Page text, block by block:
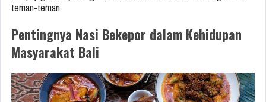
teman-teman.
Pentingnya Nasi Bekepor dalam Kehidupan
Masyarakat Bali